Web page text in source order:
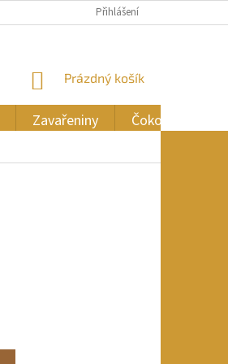
Přihlášení
NÁKUPNÍ
Prázdný košík
Zavařeniny Čokoláda